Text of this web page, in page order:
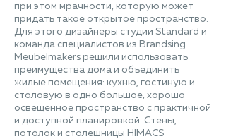
при этом мрачности, которую может
придать такое открытое пространство.
Для этого дизайнеры студии Standard и
команда специалистов из Brandsing
Meubelmakers решили использовать
преимущества дома и объединить
жилые помещения: кухню, гостиную и
столовую в одно большое, хорошо
освещенное пространство с практичной
и доступной планировкой. Стены,
потолок и столешницы HIMACS